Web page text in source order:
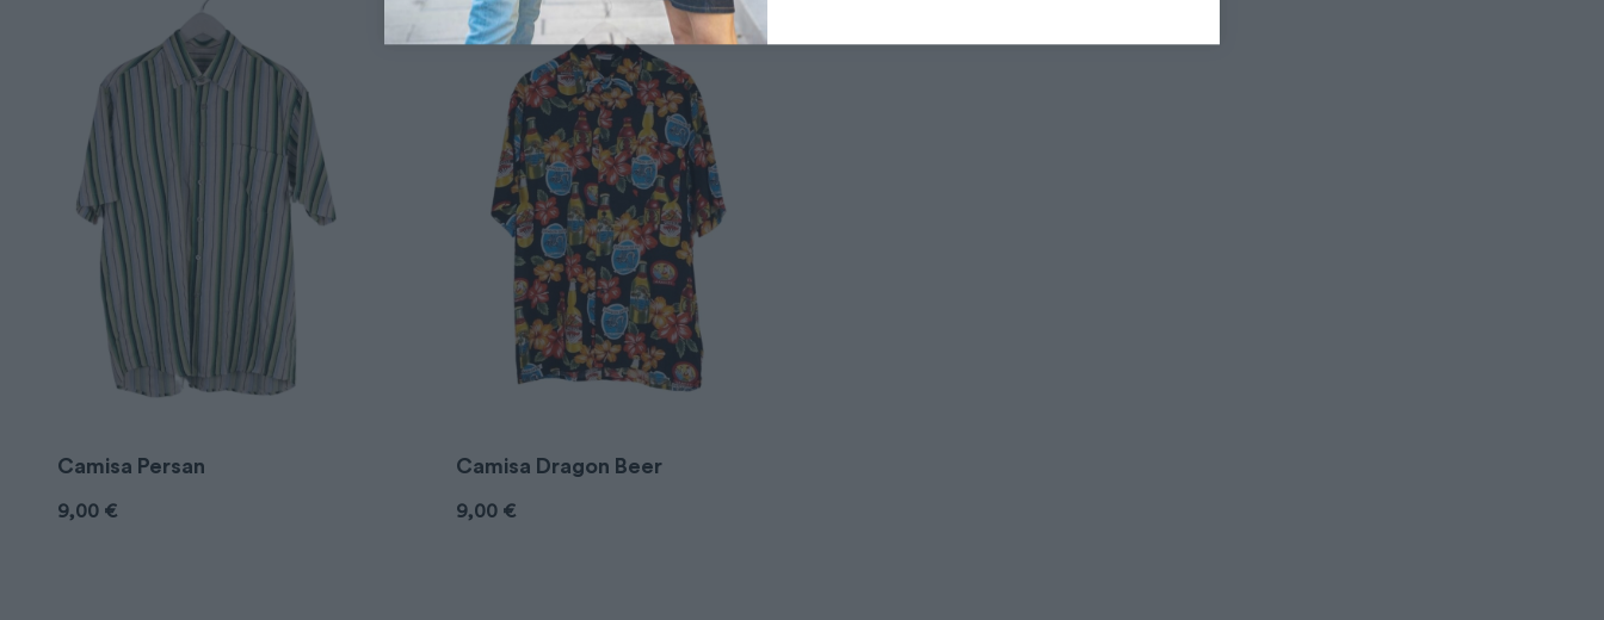
Camisa Persan
9,00 €
Camisa Dragon Beer
9,00 €